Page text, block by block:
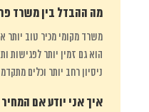
מה ההבדל בין משרד
משרד מקומי מכיר טוב
הוא גם זמין יותר לפגישות
ניסיון רחב יותר וכלים
איך אני יודע אם